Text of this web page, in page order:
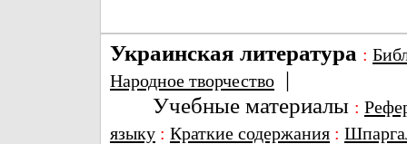
Украинская литература :
Народное творчество |
Учебные материалы :
языку : Краткие содержания :